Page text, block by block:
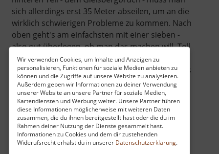
Wir verwenden Cookies, um Inhalte und Anzeigen zu
personalisieren, Funktionen für soziale Medien anbieten zu
können und die Zugriffe auf unsere Website zu analysieren.
Außerdem geben wir Informationen zu deiner Verwendung
unserer Website an unsere Partner für soziale Medien,
Kartendiensten und Werbung weiter. Unsere Partner führen
diese Informationen möglicherweise mit weiteren Daten
zusammen, die du ihnen bereitgestellt hast oder die du im
Rahmen deiner Nutzung der Dienste gesammelt hast.
Informationen zu Cookies und dem dir zustehenden
Widerufsrecht erhälst du in unserer Datenschutzerklärung.
sich allerdings erst 35 Meter abseilen, um an die
wirklich schwierigen Probleme zu kommen. Nach
oben geht's am einfachsten mit einer sieben -
also gut überlegen, ob man das machen will. Toll
ist hier auch die Lage - große Lagerflächen und
auch im sonnigsten Sommer noch ein schattiges
Plätzchen. Teile der alten Technik wurden
belassen. Auch das macht den Charme des
Ortes aus. Wer hier klettern möchte, sollte ein
wenig Fußmarsch einplanen. Der nächste
Parkplatz ist ein wenig weg. Direkt vor dem
Bruch sind zwar Freiflächen, wer aber keinen